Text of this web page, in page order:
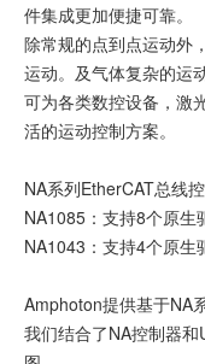
件集成更加便捷可靠。
除常规的点到点运动外
运动。及气体复杂的运
可为各类数控设备，激
活的运动控制方案。
NA系列EtherCAT总线
NA1085：支持8个原生
NA1043：支持4个原生
Amphoton提供基于NA
我们结合了NA控制器